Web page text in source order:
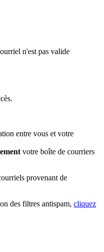
n'est pas valide
entre vous et votre
votre boîte de courriers
provenant de
des filtres antispam, cliquez